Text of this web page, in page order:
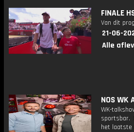
FINALE
Van dit
21-06-
Alle
NOS WK
WK-
sportsbar.
het laatste